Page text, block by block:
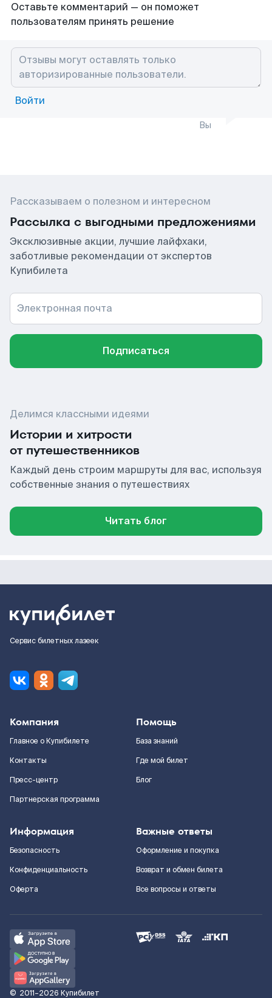
Оставьте комментарий — он поможет
пользователям принять решение
Войти
Вы
Рассказываем о полезном и интересном
Рассылка с выгодными предложениями
Эксклюзивные акции, лучшие лайфхаки,
заботливые рекомендации от экспертов
Купибилета
Электронная почта
Подписаться
Делимся классными идеями
Истории и хитрости
от путешественников
Каждый день строим маршруты для вас, используя
собственные знания о путешествиях
Читать блог
Сервис билетных лазеек
Компания
Главное о Купибилете
Контакты
Пресс-центр
Партнерская программа
Помощь
База знаний
Где мой билет
Блог
Информация
Безопасность
Конфиденциальность
Оферта
Важные ответы
Оформление и покупка
Возврат и обмен билета
Все вопросы и ответы
© 2011–2026 Купибилет